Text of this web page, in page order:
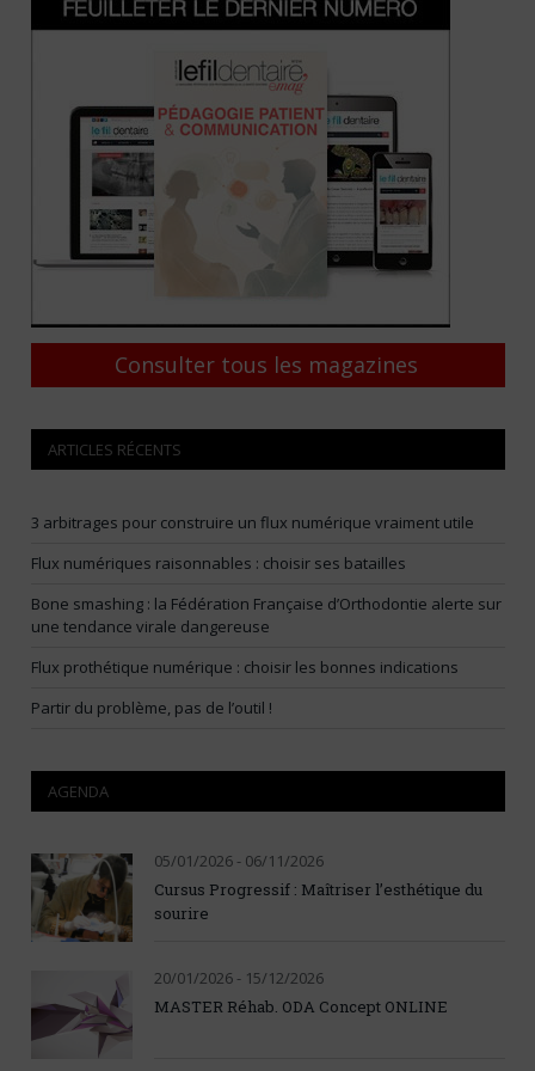
Consulter tous les magazines
ARTICLES RÉCENTS
3 arbitrages pour construire un flux numérique vraiment utile
Flux numériques raisonnables : choisir ses batailles
Bone smashing : la Fédération Française d’Orthodontie alerte sur
une tendance virale dangereuse
Flux prothétique numérique : choisir les bonnes indications
Partir du problème, pas de l’outil !
AGENDA
05/01/2026 - 06/11/2026
Cursus Progressif : Maîtriser l’esthétique du
sourire
20/01/2026 - 15/12/2026
MASTER Réhab. ODA Concept ONLINE